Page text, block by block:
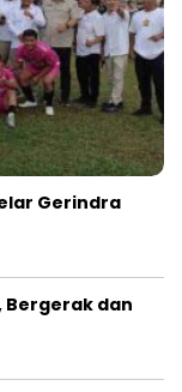
Gerindra
Bergerak dan